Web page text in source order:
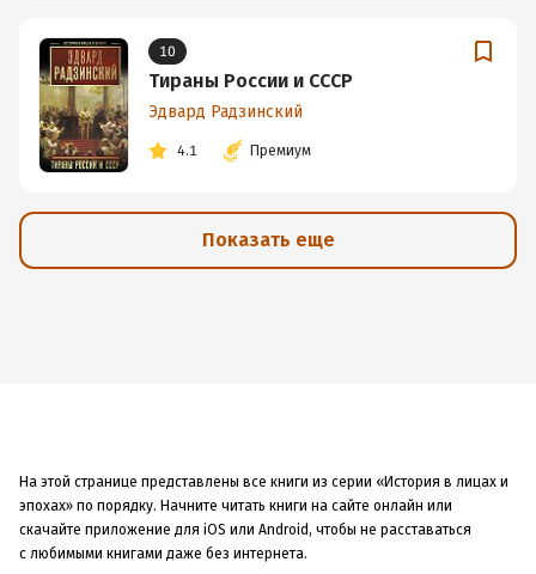
10
Тираны России и СССР
Эдвард Радзинский
4.1 Премиум
Показать еще
На этой странице представлены все книги из серии «История в лицах и
эпохах» по порядку. Начните читать книги на сайте онлайн или
скачайте приложение для iOS или Android, чтобы не расставаться
с любимыми книгами даже без интернета.